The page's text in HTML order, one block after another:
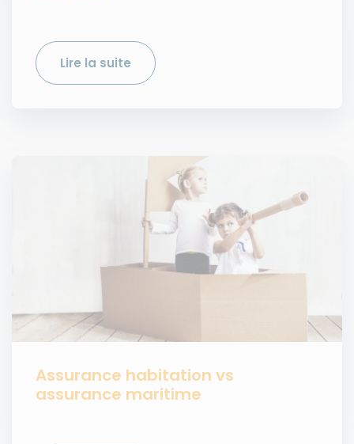
Lire la suite
Assurance habitation vs
assurance maritime